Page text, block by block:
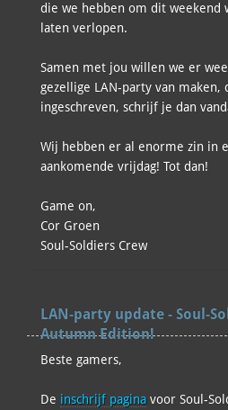
die we hebben om dit weekend
laten verlopen.
Samen met jou willen we er
gezellige LAN-party van maken,
ingeschreven, schrijf je dan
Wij hebben er al enorme zin in
aankomende vrijdag! Tot dan!
Game on,
Cor Groen
Soul-Soldiers Crew
LAN-party update - Soul-
Autumn Edition!
Beste gamers,
De inschrijf pagina voor Soul-